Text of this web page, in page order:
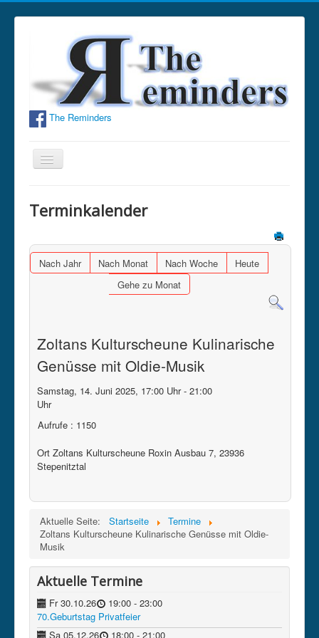
The Reminders
Navigation
an/aus
Bandinfo
Fotos
Hörproben
Kontakt
Datenschutz
Impressum
intern
Terminkalender
Nach Jahr Nach Monat Nach Woche
Heute
Gehe zu Monat
Zoltans Kulturscheune Kulinarische
Genüsse mit Oldie-Musik
Samstag, 14. Juni 2025, 17:00 Uhr - 21:00
Uhr
Aufrufe : 1150
Ort Zoltans Kulturscheune Roxin Ausbau 7, 23936
Stepenitztal
Aktuelle Seite: Startseite
Termine
Zoltans Kulturscheune Kulinarische Genüsse mit Oldie-
Musik
Aktuelle Termine
Fr 30.10.26 19:00 - 23:00
70.Geburtstag Privatfeier
Sa 05.12.26
18:00 - 21:00